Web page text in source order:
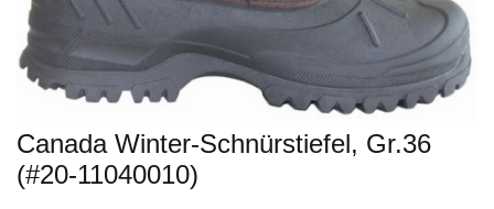
Canada Winter-Schnürstiefel, Gr.36
(#20-11040010)